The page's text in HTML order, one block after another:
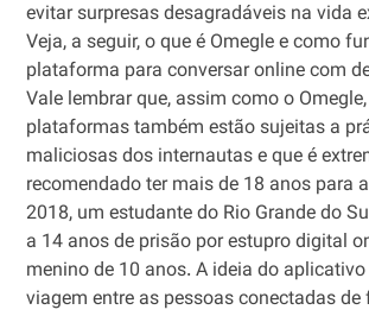
evitar surpresas desagradáveis na vida
Veja, a seguir, o que é Omegle e como
plataforma para conversar online com
Vale lembrar que, assim como o
plataformas também estão sujeitas a
maliciosas dos internautas e que é
recomendado ter mais de 18 anos para
2018, um estudante do Rio Grande do
a 14 anos de prisão por estupro digital
menino de 10 anos. A ideia do
viagem entre as pessoas conectadas